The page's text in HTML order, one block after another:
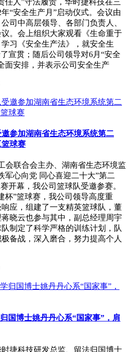
“安全生产月”启动仪式。会议由
司中高层领导、各部门负责人、
。会上组织大家观看《生命重于
习《安全生产法》，就安全生
宣贯；随后公司领导对6月“安全
面安排，并表示公司安全生产
参加湖南省生态环境系统第二
篮球赛
会联合会主办、湖南省生态环境监
军心向党 同心喜迎二十大”第二
开幕，我公司篮球队受邀参赛。
杯”篮球赛，我公司领导高度重
应，组建了一支精英篮球队，董
晓云也参与其中，副总经理周宇
制定了科学严格的训练计划，队
备战，深入磨合，努力提高个人
国博士姚丹丹心系“国家事”，肩
捷科技研发总监、留法归国博士